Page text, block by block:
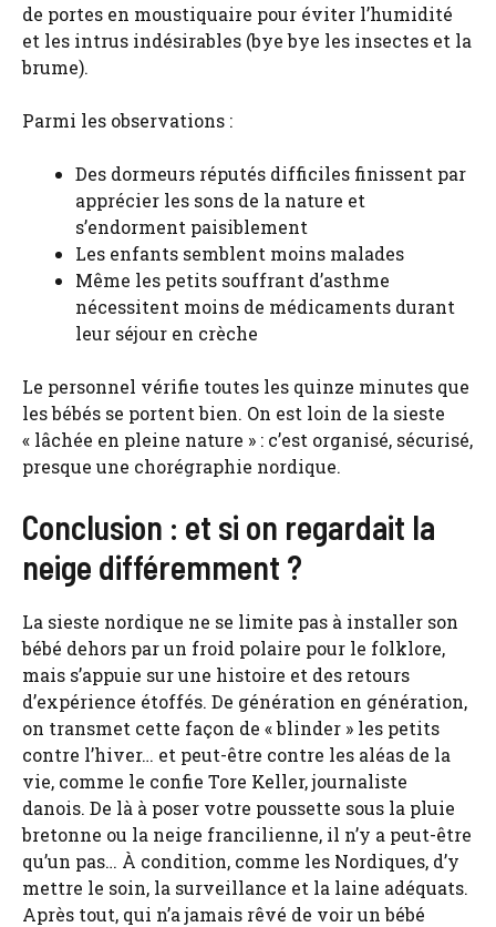
de portes en moustiquaire pour éviter l’humidité
et les intrus indésirables (bye bye les insectes et la
brume).
Parmi les observations :
Des dormeurs réputés difficiles finissent par
apprécier les sons de la nature et
s’endorment paisiblement
Les enfants semblent moins malades
Même les petits souffrant d’asthme
nécessitent moins de médicaments durant
leur séjour en crèche
Le personnel vérifie toutes les quinze minutes que
les bébés se portent bien. On est loin de la sieste
« lâchée en pleine nature » : c’est organisé, sécurisé,
presque une chorégraphie nordique.
Conclusion : et si on regardait la
neige différemment ?
La sieste nordique ne se limite pas à installer son
bébé dehors par un froid polaire pour le folklore,
mais s’appuie sur une histoire et des retours
d’expérience étoffés. De génération en génération,
on transmet cette façon de « blinder » les petits
contre l’hiver… et peut-être contre les aléas de la
vie, comme le confie Tore Keller, journaliste
danois. De là à poser votre poussette sous la pluie
bretonne ou la neige francilienne, il n’y a peut-être
qu’un pas… À condition, comme les Nordiques, d’y
mettre le soin, la surveillance et la laine adéquats.
Après tout, qui n’a jamais rêvé de voir un bébé